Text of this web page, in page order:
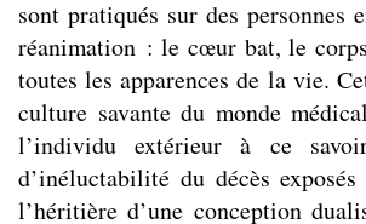
sont pratiqués sur des personnes
réanimation : le cœur bat, le
toutes les apparences de la vie.
culture savante du monde
l’individu extérieur à ce
d’inéluctabilité du décès
l’héritière d’une conception